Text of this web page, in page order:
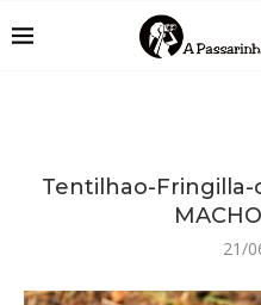
Tentilhao-
21/